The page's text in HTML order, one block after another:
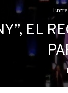
EL